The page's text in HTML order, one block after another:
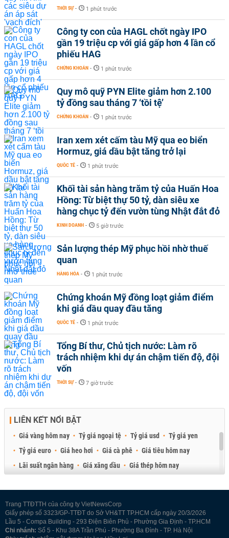
THỜI SỰ - 1 phút trước
Công ty con của HAGL chốt ngày IPO
gần 19 triệu cp với giá gấp hơn 4 lần cổ
phiếu HAG
CHỨNG KHOÁN - 1 phút trước
Quy mô quỹ PYN Elite giảm hơn 2.100
tỷ đồng sau tháng 7 ‘tồi tệ’
CHỨNG KHOÁN - 1 phút trước
Iran xem xét cấm tàu Mỹ qua eo biển
Hormuz, giá dầu bật tăng trở lại
QUỐC TẾ - 1 phút trước
Khối tài sản hàng trăm tỷ của Huấn Hoa
Hồng: Từ biệt thự 50 tỷ, dàn siêu xe
hàng chục tỷ đến vườn tùng Nhật đắt đỏ
KINH DOANH - 5 giờ trước
Sản lượng thép Mỹ phục hồi nhờ thuế
quan
HÀNG HÓA - 1 phút trước
Chứng khoán Mỹ đồng loạt giảm điểm
khi giá dầu quay đầu tăng
QUỐC TẾ - 1 phút trước
Tổng Bí thư, Chủ tịch nước: Làm rõ
trách nhiệm khi dự án chậm tiến độ, đội
vốn
THỜI SỰ - 7 giờ trước
LIÊN KẾT NỔI BẬT
Giá vàng hôm nay Tỷ giá ngoại tệ Tỷ giá usd
Tỷ giá yen
Tỷ giá euro
Giá heo hơi Giá cà phê
Giá tiêu hôm nay
Lãi suất ngân hàng
Giá xăng dầu
Giá thép hôm nay
Trang TTĐTTH của công ty VietNewsCorp
Giấy phép số 3323/GP-TTĐT do Sở VH&TT TP.HCM cấp ngày 20/3/2026
Lầu 5 - Compa Building - 293 Điện Biên Phủ - Phường Gia Định - TP.HCM
Chi nhánh: Số 5 - Khu 38A Trần Phú - Phường Ba Đình - TP. Hà Nội